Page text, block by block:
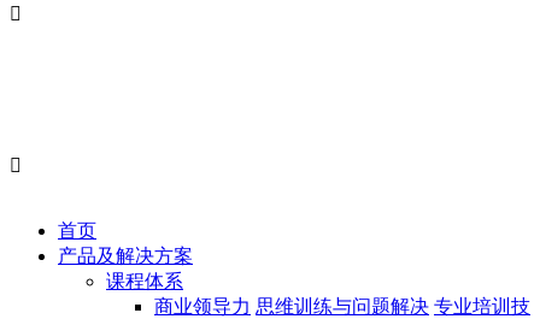


首页
产品及解决方案
课程体系
商业领导力 思维训练与问题解决 专业培训技